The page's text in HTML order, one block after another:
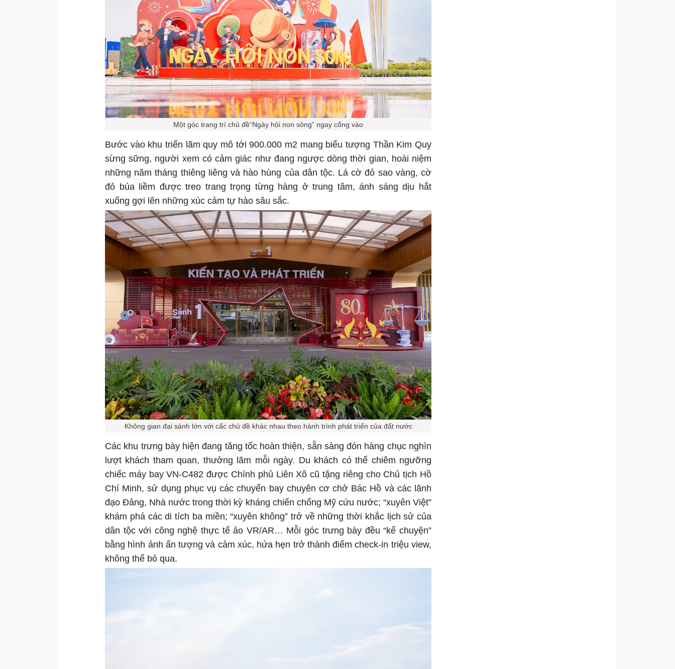
Một góc trang trí chủ đề“Ngày hội non sông” ngay cổng vào
Bước vào khu triển lãm quy mô tới 900.000 m2 mang biểu tượng Thần Kim Quy
sừng sững, người xem có cảm giác như đang ngược dòng thời gian, hoài niệm
những năm tháng thiêng liêng và hào hùng của dân tộc. Lá cờ đỏ sao vàng, cờ
đỏ búa liềm được treo trang trọng từng hàng ở trung tâm, ánh sáng dịu hắt
xuống gợi lên những xúc cảm tự hào sâu sắc.
Không gian đại sảnh lớn với cấc chủ đề khác nhau theo hành trình phát triển của đất nước
Các khu trưng bày hiện đang tăng tốc hoàn thiện, sẵn sàng đón hàng chục nghìn
lượt khách tham quan, thưởng lãm mỗi ngày. Du khách có thể chiêm ngưỡng
chiếc máy bay VN-C482 được Chính phủ Liên Xô cũ tặng riêng cho Chủ tịch Hồ
Chí Minh, sử dụng phục vụ các chuyến bay chuyên cơ chở Bác Hồ và các lãnh
đạo Đảng, Nhà nước trong thời kỳ kháng chiến chống Mỹ cứu nước; “xuyên Việt”
khám phá các di tích ba miền; “xuyên không” trở về những thời khắc lịch sử của
dân tộc với công nghệ thực tế ảo VR/AR… Mỗi góc trưng bày đều “kể chuyện”
bằng hình ảnh ấn tượng và cảm xúc, hứa hẹn trở thành điểm check-in triệu view,
không thể bỏ qua.